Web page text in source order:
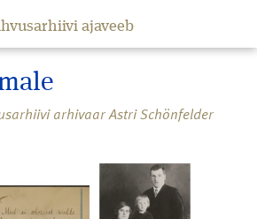
ajaveeb
arhivaar Astri Schönfelder